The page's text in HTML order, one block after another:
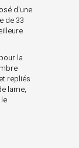
d'une
de 33
la
repliés
lame,